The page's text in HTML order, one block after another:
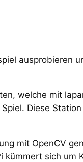
ausprobieren
welche mit
Diese
mit OpenCV
sich um